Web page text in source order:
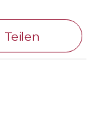
Teilen